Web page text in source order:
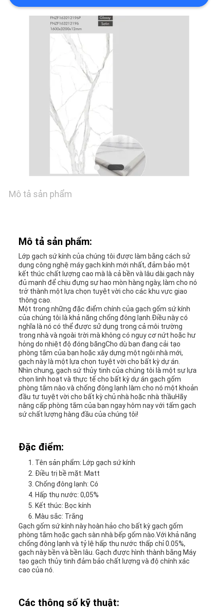
HỆ
TRANG
WEB
CHÍNH
SÁCH
BẢO
MẬT
Mô tả sản phẩm
Mô tả sản phẩm:
Lớp gạch sứ kính của chúng tôi được làm bằng cách sử
dụng công nghệ máy gạch kính mới nhất, đảm bảo một
kết thúc chất lượng cao mà là cả bền và lâu dài.gạch này
đủ mạnh để chịu đựng sự hao mòn hàng ngày, làm cho nó
trở thành một lựa chọn tuyệt vời cho các khu vực giao
thông cao.
Một trong những đặc điểm chính của gạch gốm sứ kính
của chúng tôi là khả năng chống đông lạnh.Điều này có
nghĩa là nó có thể được sử dụng trong cả môi trường
trong nhà và ngoài trời mà không có nguy cơ nứt hoặc hư
hỏng do nhiệt độ đóng băngCho dù bạn đang cải tạo
phòng tắm của bạn hoặc xây dựng một ngôi nhà mới,
gạch này là một lựa chọn tuyệt vời cho bất kỳ dự án.
Nhìn chung, gạch sứ thủy tinh của chúng tôi là một sự lựa
chọn linh hoạt và thực tế cho bất kỳ dự án gạch gốm
phòng tắm nào.và chống đông lạnh làm cho nó một khoản
đầu tư tuyệt vời cho bất kỳ chủ nhà hoặc nhà thầuHãy
nâng cấp phòng tắm của bạn ngay hôm nay với tấm gạch
sứ chất lượng hàng đầu của chúng tôi!
Đặc điểm:
Tên sản phẩm: Lớp gạch sứ kính
Điều trị bề mặt: Matt
Chống đông lạnh: Có
Hấp thụ nước: 0,05%
Kết thúc: Bọc kính
Màu sắc: Trắng
Gạch gốm sứ kính này hoàn hảo cho bất kỳ gạch gốm
phòng tắm hoặc gạch sàn nhà bếp gốm nào.Với khả năng
chống đông lạnh và tỷ lệ hấp thụ nước thấp chỉ 0.05%,
gạch này bền và bền lâu. Gạch được hình thành bằng Máy
tạo gạch thủy tinh đảm bảo chất lượng và độ chính xác
cao của nó.
Các thông số kỹ thuật: